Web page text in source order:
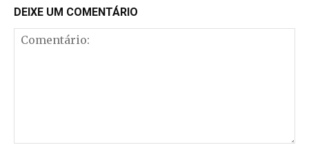
DEIXE UM COMENTÁRIO